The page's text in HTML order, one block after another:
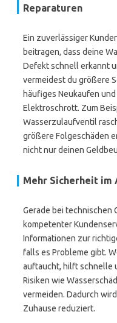
Reparaturen
Ein zuverlässiger
beitragen, dass deine
Defekt schnell erkannt
vermeidest du größere
häufiges Neukaufen
Elektroschrott. Zum
Wasserzulaufventil
größere Folgeschäden
nicht nur deinen
Mehr Sicherheit im
Gerade bei technischen
kompetenter
Informationen zur
falls es Probleme gibt.
auftaucht, hilft schnelle
Risiken wie
vermeiden. Dadurch
Zuhause reduziert.